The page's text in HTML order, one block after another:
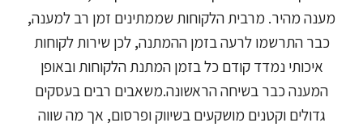
מענה מהיר. מרבית הלקוחות שממתינים זמן רב למענה,
כבר התרשמו לרעה בזמן ההמתנה, לכן שירות לקוחות
איכותי נמדד קודם כל בזמן המתנת הלקוחות ובאופן
המענה כבר בשיחה הראשונה.משאבים רבים בעסקים
גדולים וקטנים מושקעים בשיווק ופרסום, אך מה שווה